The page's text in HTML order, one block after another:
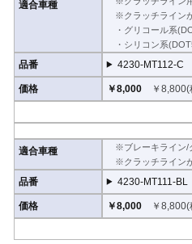
適合車種
※クラッチライン
・グリコール系
・シリコン系
品番 4230-MT112-C
価格 ￥8,000 ￥ 8,800(
適合車種
※ブレーキライン/
※クラッチライン
品番 4230-MT111-BL
価格 ￥8,000 ￥ 8,800(